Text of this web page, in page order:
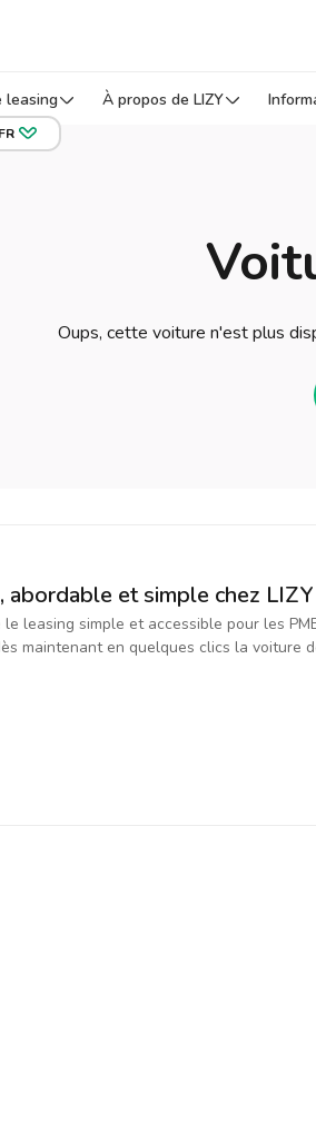
leasing À propos de LIZY
FR
Oups, cette voiture n'est plus
abordable et simple chez LIZY
le leasing simple et accessible pour les
maintenant en quelques clics la voiture